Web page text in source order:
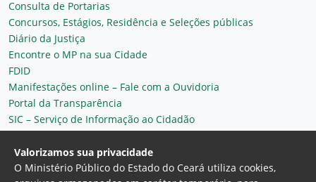
Consulta de Portarias
Concursos, Estágios, Residência e Seleções públicas
Diário da Justiça
Encontre o MP na sua Cidade
FDID
Manifestações online – Fale com a Ouvidoria
Portal da Transparência
SIC – Serviço de Informação ao Cidadão
Plantão MP do Ceará
Secretaria Geral
Valorizamos sua privacidade
O Ministério Público do Estado do Ceará utiliza cookies,